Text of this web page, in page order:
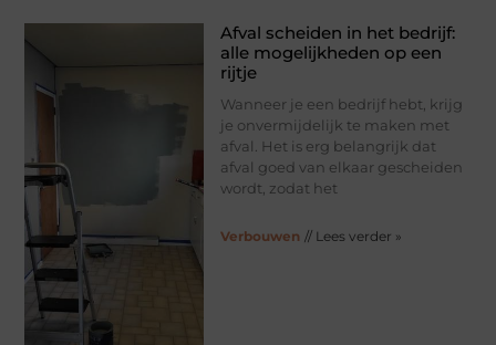
Afval scheiden in het bedrijf:
alle mogelijkheden op een
rijtje
Wanneer je een bedrijf hebt, krijg
je onvermijdelijk te maken met
afval. Het is erg belangrijk dat
afval goed van elkaar gescheiden
wordt, zodat het
Verbouwen // Lees verder »